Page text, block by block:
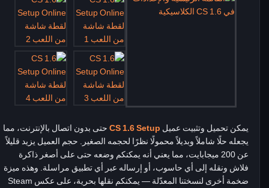
يمكن تحميل وتثبيت عميل CS 1.6 Setup حتى بدون اتصال بالإنترنت، مما
يجعله حلًا شاملاً وبديلاً محمولًا نظرًا لحجمه الصغير. حجم العميل يزيد قليلاً
عن 200 ميجابايت، مما يعني أنه يمكنكم وضعه حتى على أصغر ذاكرة
فلاش ونقله إلى أي حاسوب، أو إرساله عبر أي تطبيق مراسلة. وهذه ميزة
ضخمة أخرى لنسختنا المعدّلة — يمكنكم نقلها بحرية، على عكس Steam